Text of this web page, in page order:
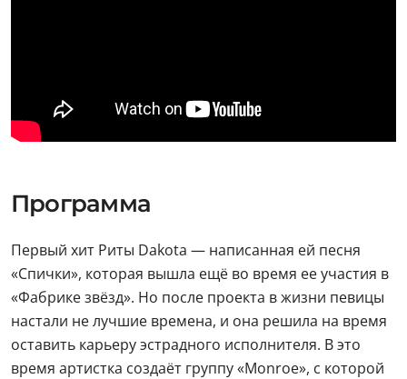
Программа
Первый хит Риты Dakota — написанная ей песня
«Спички», которая вышла ещё во время ее участия в
«Фабрике звёзд». Но после проекта в жизни певицы
настали не лучшие времена, и она решила на время
оставить карьеру эстрадного исполнителя. В это
время артистка создаёт группу «Monroe», с которой